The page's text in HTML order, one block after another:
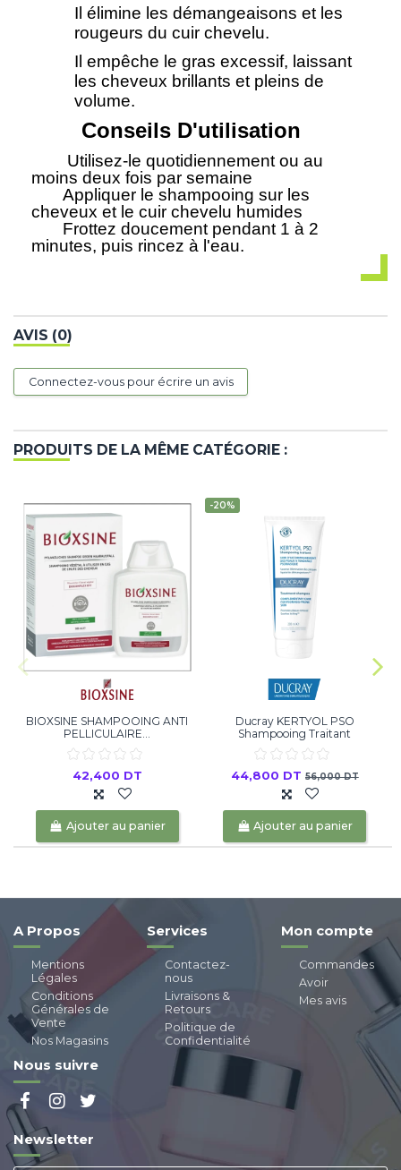
Il élimine les démangeaisons et les
rougeurs du cuir chevelu.
Il empêche le gras excessif, laissant
les cheveux brillants et pleins de
volume.
Conseils D'utilisation
Utilisez-le quotidiennement ou au
moins deux fois par semaine
Appliquer le shampooing sur les
cheveux et le cuir chevelu humides
Frottez doucement pendant 1 à 2
minutes, puis rincez à l'eau.
AVIS (0)
Connectez-vous pour écrire un avis
PRODUITS DE LA MÊME CATÉGORIE :
BIOXSINE SHAMPOOING ANTI
PELLICULAIRE...
42,400 DT
Ajouter au panier
-20%
Ducray KERTYOL PSO
Shampooing Traitant
44,800 DT 56,000 DT
Ajouter au panier
A Propos
Mentions
Légales
Conditions
Générales de
Vente
Nos Magasins
Services
Contactez-
nous
Livraisons &
Retours
Politique de
Confidentialité
Mon compte
Commandes
Avoir
Mes avis
Nous suivre
Newsletter